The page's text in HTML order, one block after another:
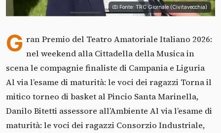
Fonte: TRC Giornale (Civitavecchia)
G ran Premio del Teatro Amatoriale Italiano 2026:
nel weekend alla Cittadella della Musica in
scena le compagnie finaliste di Campania e Liguria
Al via l’esame di maturità: le voci dei ragazzi Torna il
mitico torneo di basket al Pincio Santa Marinella,
Danilo Bitetti assessore all’Ambiente Al via l’esame di
maturità: le voci dei ragazzi Consorzio Industriale,